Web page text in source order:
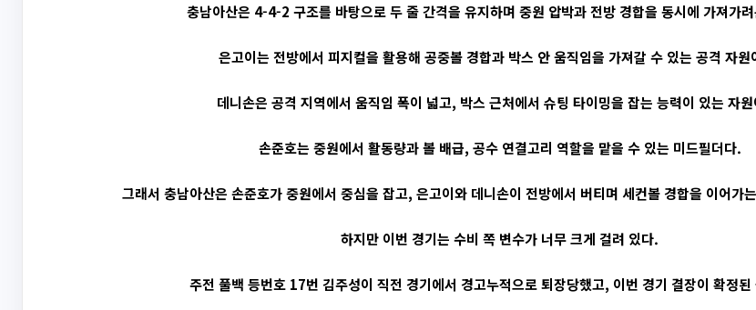
충남아산은 4-4-2 구조를 바탕으로 두 줄 간격을 유지하며 중원 압박과 전방 경합을 동시에 가져가
은고이는 전방에서 피지컬을 활용해 공중볼 경합과 박스 안 움직임을 가져갈 수 있는 공격 자원
데니손은 공격 지역에서 움직임 폭이 넓고, 박스 근처에서 슈팅 타이밍을 잡는 능력이 있는 자
손준호는 중원에서 활동량과 볼 배급, 공수 연결고리 역할을 맡을 수 있는 미드필더다.
그래서 충남아산은 손준호가 중원에서 중심을 잡고, 은고이와 데니손이 전방에서 버티며 세컨볼 경합을 이어가
하지만 이번 경기는 수비 쪽 변수가 너무 크게 걸려 있다.
주전 풀백 등번호 17번 김주성이 직전 경기에서 경고누적으로 퇴장당했고, 이번 경기 결장이 확정된